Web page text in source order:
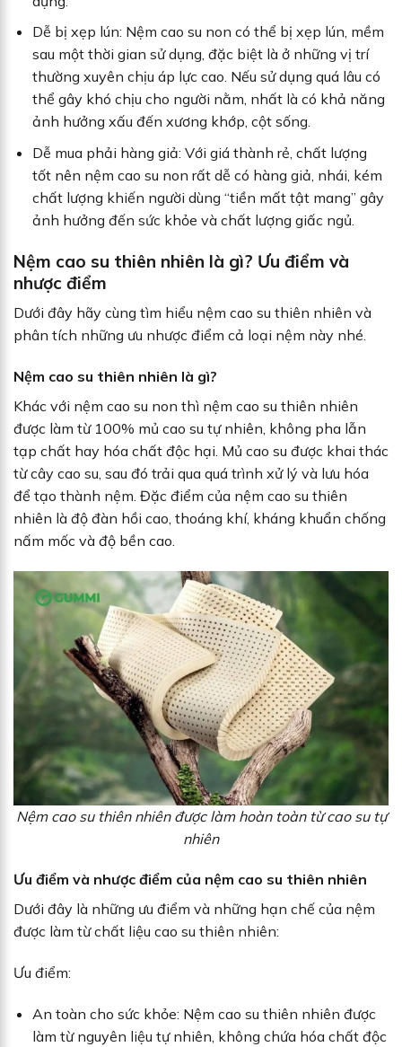
Dễ bị xẹp lún: Nệm cao su non có thể bị xẹp lún, mềm
sau một thời gian sử dụng, đặc biệt là ở những vị trí
thường xuyên chịu áp lực cao. Nếu sử dụng quá lâu có
thể gây khó chịu cho người nằm, nhất là có khả năng
ảnh hưởng xấu đến xương khớp, cột sống.
Dễ mua phải hàng giả: Với giá thành rẻ, chất lượng
tốt nên nệm cao su non rất dễ có hàng giả, nhái, kém
chất lượng khiến người dùng “tiền mất tật mang” gây
ảnh hưởng đến sức khỏe và chất lượng giấc ngủ.
Nệm cao su thiên nhiên là gì? Ưu điểm và
nhược điểm
Dưới đây hãy cùng tìm hiểu nệm cao su thiên nhiên và
phân tích những ưu nhược điểm cả loại nệm này nhé.
Nệm cao su thiên nhiên là gì?
Khác với nệm cao su non thì nệm cao su thiên nhiên
được làm từ 100% mủ cao su tự nhiên, không pha lẫn
tạp chất hay hóa chất độc hại. Mủ cao su được khai thác
từ cây cao su, sau đó trải qua quá trình xử lý và lưu hóa
để tạo thành nệm. Đặc điểm của nệm cao su thiên
nhiên là độ đàn hồi cao, thoáng khí, kháng khuẩn chống
nấm mốc và độ bền cao.
Nệm cao su thiên nhiên được làm hoàn toàn từ cao su tự
nhiên
Ưu điểm và nhược điểm của nệm cao su thiên nhiên
Dưới đây là những ưu điểm và những hạn chế của nệm
được làm từ chất liệu cao su thiên nhiên:
Ưu điểm:
An toàn cho sức khỏe: Nệm cao su thiên nhiên được
làm từ nguyên liệu tự nhiên, không chứa hóa chất độc